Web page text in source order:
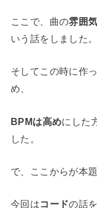
ここで、曲の雰囲気
いう話をしました。
そしてこの時に作
め、
BPMは高めにした
した。
で、ここからが本題
今回はコードの話